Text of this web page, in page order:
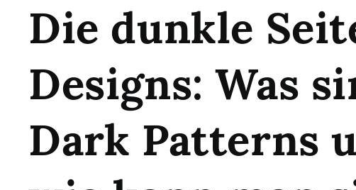
Die dunkle
Designs: Was
Dark Patterns